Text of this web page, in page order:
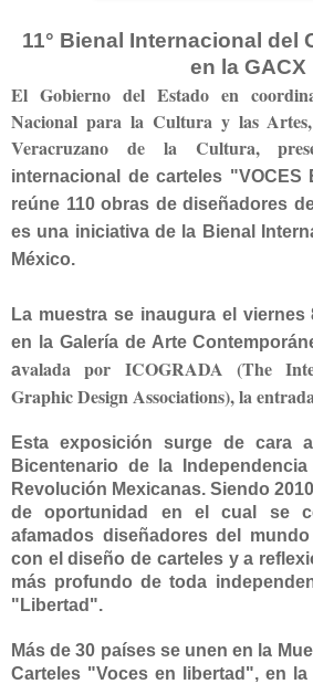
11° Bienal Internacional del
en la GACX
El Gobierno del Estado en
Nacional para la Culturay las
Veracruzano de la Cultura,
internacional de carteles "VOCES
reúne 110 obras de diseñadores
es una iniciativa de la Bienal
México.
La muestra se inaugura el viernes
en
la Galeríade Arte
avalada por ICOGRADA (The
Graphic Design Associations), la
Esta exposición surge de cara
Bicentenario de
la Independencia
Revolución Mexicanas. Siendo
de oportunidad en el cual se
afamados diseñadores del
con el diseño de carteles y a
más profundo de toda
"Libertad".
Más de 30 países se unen en la
Carteles "Voces en libertad", en